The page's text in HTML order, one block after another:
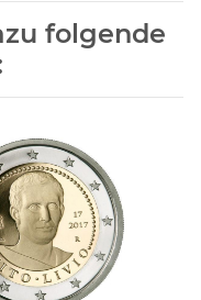
folgende